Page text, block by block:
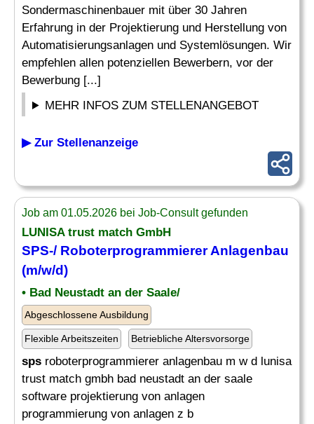
Sondermaschinenbauer mit über 30 Jahren
Erfahrung in der Projektierung und Herstellung von
Automatisierungsanlagen und Systemlösungen. Wir
empfehlen allen potenziellen Bewerbern, vor der
Bewerbung [...]
MEHR INFOS ZUM STELLENANGEBOT
▶ Zur Stellenanzeige
Job am 01.05.2026 bei Job-Consult gefunden
LUNISA trust match GmbH
SPS-/ Roboterprogrammierer Anlagenbau
(m/w/d)
• Bad Neustadt an der Saale/
Abgeschlossene Ausbildung
Flexible Arbeitszeiten Betriebliche Altersvorsorge
sps roboterprogrammierer anlagenbau m w d lunisa
trust match gmbh bad neustadt an der saale
software projektierung von anlagen
programmierung von anlagen z b